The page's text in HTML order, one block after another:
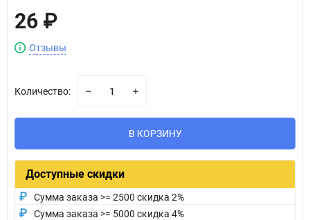
26 ₽
Отзывы
Количество:
В КОРЗИНУ
Доступные скидки
Сумма заказа >= 2500 скидка 2%
Сумма заказа >= 5000 скидка 4%